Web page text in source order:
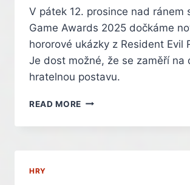
V pátek 12. prosince nad ránem
Game Awards 2025 dočkáme
hororové ukázky z Resident Evil
Je dost možné, že se zaměří na
hratelnou postavu.
READ MORE PŘEDČASNĚ
DRUHÁ
HRY